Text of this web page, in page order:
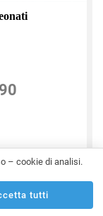
– cookie di analisi.
tutti